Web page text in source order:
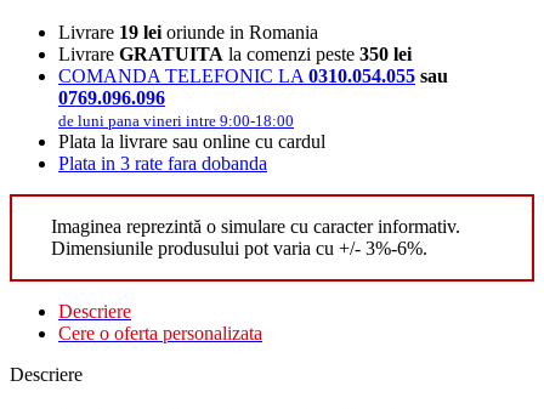
Livrare 19 lei oriunde in Romania
Livrare GRATUITA la comenzi peste 350 lei
COMANDA TELEFONIC LA 0310.054.055 sau
0769.096.096
de luni pana vineri intre 9:00-18:00
Plata la livrare sau online cu cardul
Plata in 3 rate fara dobanda
Imaginea reprezintă o simulare cu caracter informativ.
Dimensiunile produsului pot varia cu +/- 3%-6%.
Descriere
Cere o oferta personalizata
Descriere